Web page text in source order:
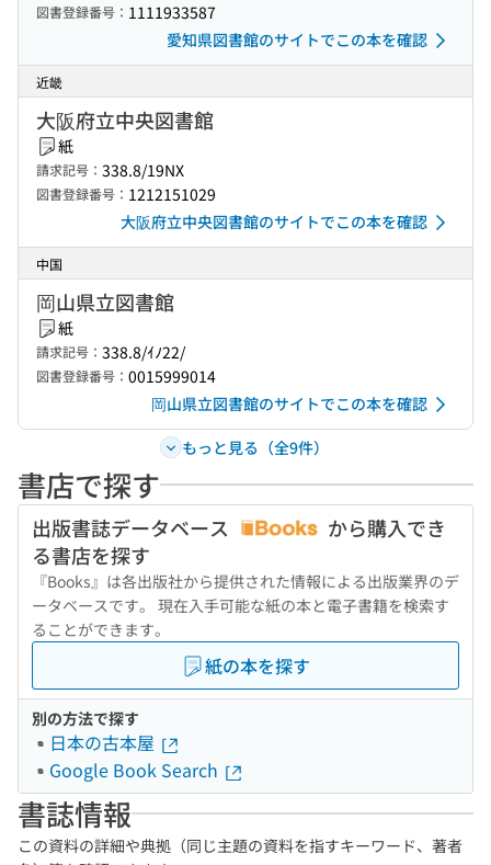
図書登録番号： 1111933587
愛知県図書館のサイトでこの本を確認
近畿
大阪府立中央図書館
紙
請求記号： 338.8/19NX
図書登録番号： 1212151029
大阪府立中央図書館のサイトでこの本を確認
中国
岡山県立図書館
紙
請求記号： 338.8/ｲﾉ22/
図書登録番号： 0015999014
岡山県立図書館のサイトでこの本を確認
もっと見る（全9件）
書店で探す
出版書誌データベース
から購入でき
る書店を探す
『Books』は各出版社から提供された情報による出版業界のデ
ータベースです。 現在入手可能な紙の本と電子書籍を検索す
ることができます。
紙の本を探す
別の方法で探す
日本の古本屋
Google Book Search
書誌情報
この資料の詳細や典拠（同じ主題の資料を指すキーワード、著者